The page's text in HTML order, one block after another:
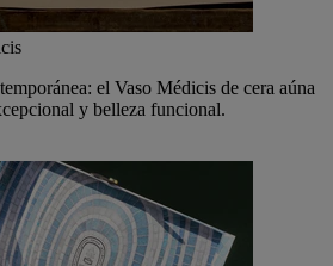
el Vaso Médicis de cera aúna
y belleza funcional.